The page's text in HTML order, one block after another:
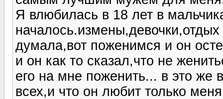
Я влюбилась в 18 лет в
думала,вот поженимся и он
и он как то сказал,что не
его на мне поженить... в это
всех,и что он любит только